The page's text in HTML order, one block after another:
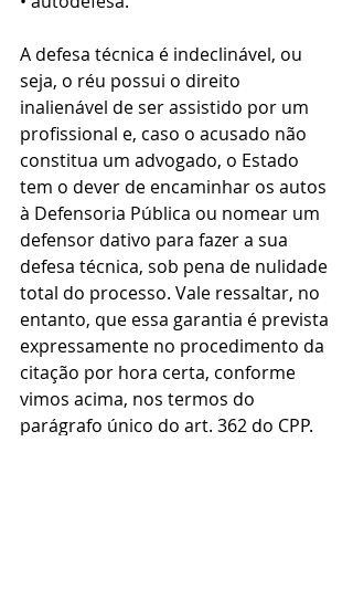
A defesa técnica é indeclinável, ou
seja, o réu possui o direito
inalienável de ser assistido por um
profissional e, caso o acusado não
constitua um advogado, o Estado
tem o dever de encaminhar os autos
à Defensoria Pública ou nomear um
defensor dativo para fazer a sua
defesa técnica, sob pena de nulidade
total do processo. Vale ressaltar, no
entanto, que essa garantia é prevista
expressamente no procedimento da
citação por hora certa, conforme
vimos acima, nos termos do
parágrafo único do art. 362 do CPP.